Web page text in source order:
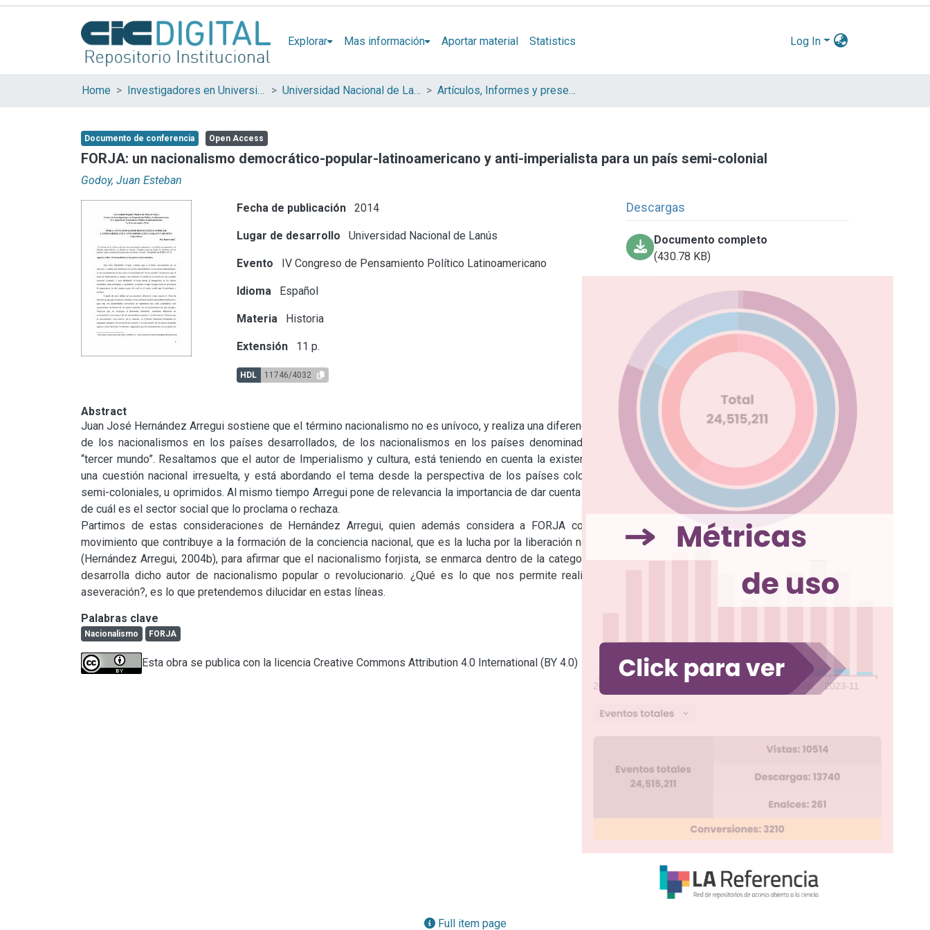
Explorar Mas información Aportar material Statistics Log In
Home Investigadores en Universidades Nacionales de la provincia de Buenos Aires Universidad Nacional de Lanús (UNLA) Artículos, Informes y presentaciones en Congresos
Documento de conferencia Open Access
FORJA: un nacionalismo democrático-popular-latinoamericano y anti-imperialista para un país semi-colonial
Godoy, Juan Esteban
Fecha de publicación 2014
Lugar de desarrollo Universidad Nacional de Lanús
Evento IV Congreso de Pensamiento Político Latinoamericano
Idioma Español
Materia Historia
Extensión 11 p.
HDL 11746/4032
Descargas
Documento completo
(430.78 KB)
Abstract
Juan José Hernández Arregui sostiene que el término nacionalismo no es unívoco, y realiza una diferenciación
de los nacionalismos en los países desarrollados, de los nacionalismos en los países denominados del
“tercer mundo”. Resaltamos que el autor de Imperialismo y cultura, está teniendo en cuenta la existencia de
una cuestión nacional irresuelta, y está abordando el tema desde la perspectiva de los países coloniales,
semi-coloniales, u oprimidos. Al mismo tiempo Arregui pone de relevancia la importancia de dar cuenta acerca
de cuál es el sector social que lo proclama o rechaza.
Partimos de estas consideraciones de Hernández Arregui, quien además considera a FORJA como un
movimiento que contribuye a la formación de la conciencia nacional, que es la lucha por la liberación nacional
(Hernández Arregui, 2004b), para afirmar que el nacionalismo forjista, se enmarca dentro de la categoría que
desarrolla dicho autor de nacionalismo popular o revolucionario. ¿Qué es lo que nos permite realizar tal
aseveración?, es lo que pretendemos dilucidar en estas líneas.
Palabras clave
Nacionalismo FORJA
Esta obra se publica con la licencia Creative Commons Attribution 4.0 International (BY 4.0)
Full item page